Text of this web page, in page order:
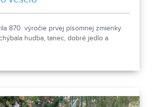
870. výročie prvej písomnej zmienky.
hudba, tanec, dobré jedlo a